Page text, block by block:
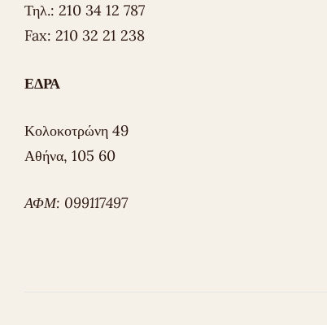
Τηλ.: 210 34 12 787
Fax: 210 32 21 238
ΕΔΡΑ
Κολοκοτρώνη 49
Αθήνα, 105 60
ΑΦΜ: 099117497